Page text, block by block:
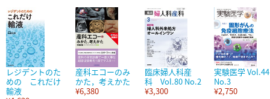
レジデントのた
めの これだけ
輸液
産科エコーのみ
かた，考えかた
¥6,380
臨床婦人科産
科 Vol.80 No.2
¥3,300
実験医学 Vol.44
No.3
¥2,750